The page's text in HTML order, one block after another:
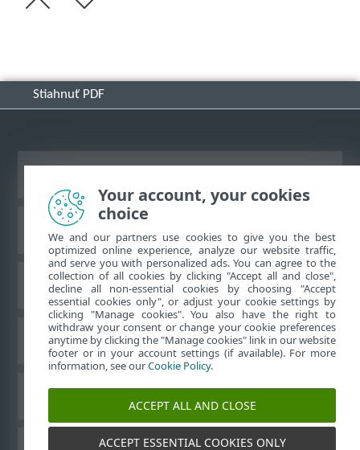
Stiahnuť PDF
Databáza znalostí ESET
ESET Fórum
Technická podpora
Your account, your cookies
choice
We and our partners use cookies to give you the best
optimized online experience, analyze our website traffic,
and serve you with personalized ads. You can agree to the
collection of all cookies by clicking "Accept all and close",
decline all non-essential cookies by choosing "Accept
essential cookies only", or adjust your cookie settings by
clicking "Manage cookies". You also have the right to
withdraw your consent or change your cookie preferences
anytime by clicking the "Manage cookies" link in our website
footer or in your account settings (if available). For more
information, see ourCookie Policy.
ACCEPT ALL AND CLOSE
ACCEPT ESSENTIAL COOKIES ONLY